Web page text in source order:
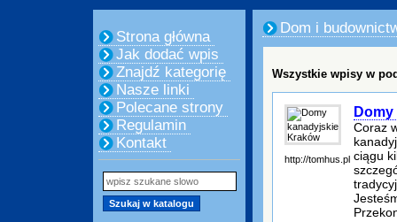
Strona główna
Jak dodać wpis
Znajdź kategorię
Nasze linki
Polecane strony
Regulamin
Kontakt
Dom i
Wszystkie wpisy w
http://tomhus.pl
Coraz
ciągu